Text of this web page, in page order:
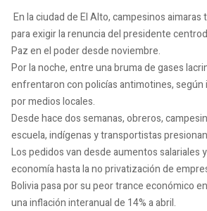
En la ciudad de El Alto, campesinos aimaras
para exigir la renuncia del presidente
Paz en el poder desde noviembre.
Por la noche, entre una bruma de gases
enfrentaron con policías antimotines,
por medios locales.
Desde hace dos semanas, obreros,
escuela, indígenas y transportistas
Los pedidos van desde aumentos salariales
economía hasta la no privatización de
Bolivia pasa por su peor trance económico
una inflación interanual de 14% a abril.